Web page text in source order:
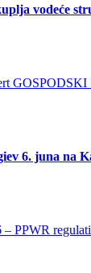
vodeće
6. juna na